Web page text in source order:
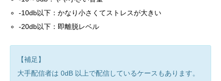
-10db以下：かなり小さくてストレスが大きい
-20db以下：即離脱レベル
【補足】
大手配信者は 0dB 以上で配信しているケースもあります。